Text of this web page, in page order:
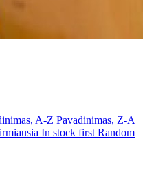
A-Z Pavadinimas, Z-A
In stock first Random